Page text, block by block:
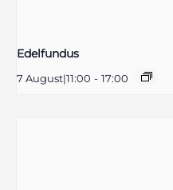
Edelfundus
7 August|11:00 - 17:00